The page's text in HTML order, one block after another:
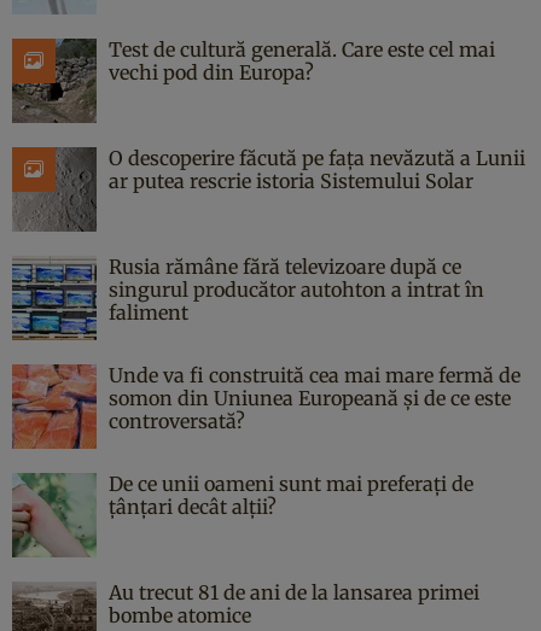
Test de cultură generală. Care este cel mai
vechi pod din Europa?
O descoperire făcută pe fața nevăzută a Lunii
ar putea rescrie istoria Sistemului Solar
Rusia rămâne fără televizoare după ce
singurul producător autohton a intrat în
faliment
Unde va fi construită cea mai mare fermă de
somon din Uniunea Europeană și de ce este
controversată?
De ce unii oameni sunt mai preferați de
țânțari decât alții?
Au trecut 81 de ani de la lansarea primei
bombe atomice